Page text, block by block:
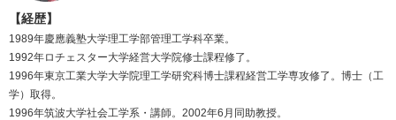
【経歴】
1989年慶應義塾大学理工学部管理工学科卒業。
1992年ロチェスター大学経営大学院修士課程修了。
1996年東京工業大学大学院理工学研究科博士課程経営工学専攻修了。博士（工
学）取得。
1996年筑波大学社会工学系・講師。2002年6月同助教授。